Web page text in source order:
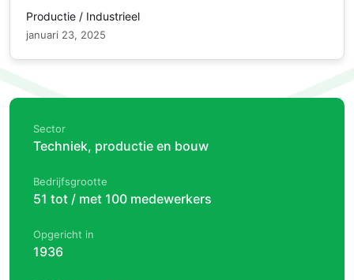
Productie / Industrieel
januari 23, 2025
Sector
Techniek, productie en bouw
Bedrijfsgrootte
51 tot / met 100 medewerkers
Opgericht in
1936